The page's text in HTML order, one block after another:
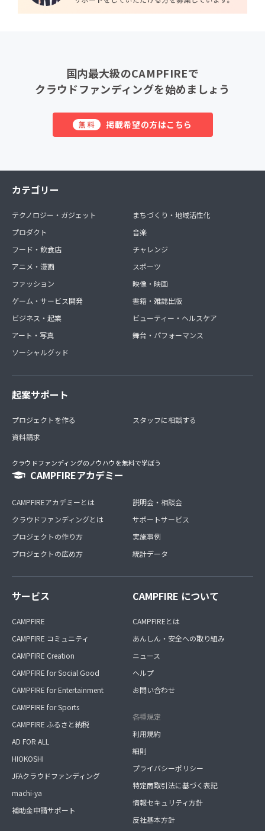
国内最大級のCAMPFIREで
クラウドファンディングを始めましょう
無料 掲載希望の方はこちら
カテゴリー
テクノロジー・ガジェット
プロダクト
フード・飲食店
アニメ・漫画
ファッション
ゲーム・サービス開発
ビジネス・起業
アート・写真
ソーシャルグッド
まちづくり・地域活性化
音楽
チャレンジ
スポーツ
映像・映画
書籍・雑誌出版
ビューティー・ヘルスケア
舞台・パフォーマンス
起案サポート
プロジェクトを作る
資料請求
スタッフに相談する
クラウドファンディングのノウハウを無料で学ぼう
CAMPFIREアカデミー
CAMPFIREアカデミーとは
クラウドファンディングとは
プロジェクトの作り方
プロジェクトの広め方
説明会・相談会
サポートサービス
実施事例
統計データ
サービス
CAMPFIRE
CAMPFIRE コミュニティ
CAMPFIRE Creation
CAMPFIRE for Social Good
CAMPFIRE for Entertainment
CAMPFIRE for Sports
CAMPFIRE ふるさと納税
AD FOR ALL
HIOKOSHI
JFAクラウドファンディング
machi-ya
補助金申請サポート
CAMPFIRE について
CAMPFIREとは
あんしん・安全への取り組み
ニュース
ヘルプ
お問い合わせ
各種規定
利用規約
細則
プライバシーポリシー
特定商取引法に基づく表記
情報セキュリティ方針
反社基本方針